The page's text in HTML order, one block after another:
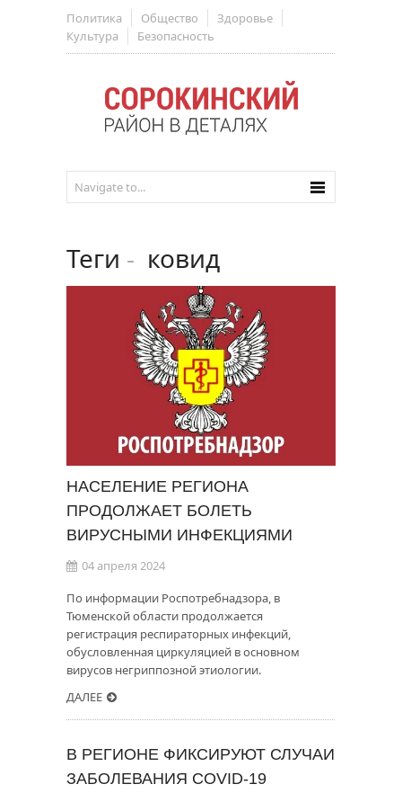
Политика Общество
Здоровье
Культура
Безопасность
Теги - ковид
НАСЕЛЕНИЕ РЕГИОНА
ПРОДОЛЖАЕТ БОЛЕТЬ
ВИРУСНЫМИ ИНФЕКЦИЯМИ
04 апреля 2024
По информации Роспотребнадзора, в
Тюменской области продолжается
регистрация респираторных инфекций,
обусловленная циркуляцией в основном
вирусов негриппозной этиологии.
ДАЛЕЕ
В РЕГИОНЕ ФИКСИРУЮТ СЛУЧАИ
ЗАБОЛЕВАНИЯ COVID-19